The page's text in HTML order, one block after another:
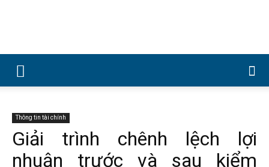
Công
Thông tin tài chính
Giải trình chênh lệch lợi
nhuận trước và sau kiểm